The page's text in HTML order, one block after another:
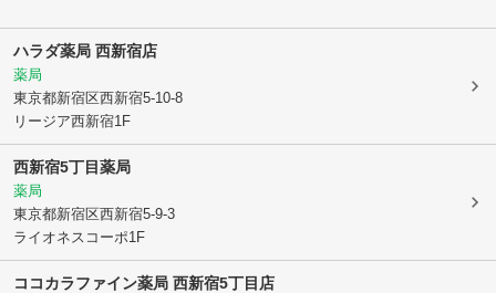
ハラダ薬局 西新宿店
薬局
東京都新宿区西新宿5-10-8
リージア西新宿1F
西新宿5丁目薬局
薬局
東京都新宿区西新宿5-9-3
ライオネスコーポ1F
ココカラファイン薬局 西新宿5丁目店